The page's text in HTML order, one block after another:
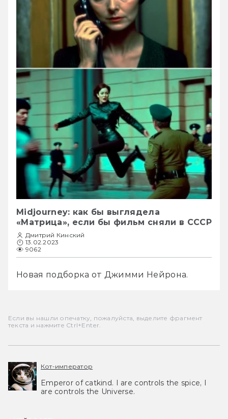
Midjourney: как бы выглядела
«Матрица», если бы фильм сняли в СССР
Дмитрий Кинский
13.02.2023
9062
Новая подборка от Джимми Нейрона.
Если вы нашли опечатку, пожалуйста, выделите фрагмент
текста и нажмите Ctrl+Enter.
Кот-император
Emperor of catkind. I are controls the spice, I
are controls the Universe.